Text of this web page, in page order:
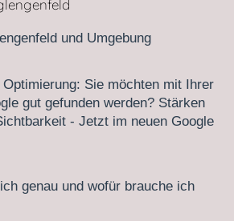
und Umgebung
Sie möchten mit Ihrer
gut gefunden werden? Stärken
- Jetzt im neuen Google
genau und wofür brauche ich